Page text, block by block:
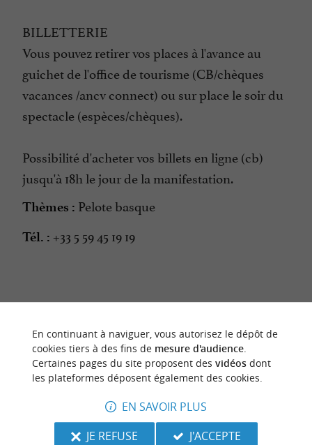
BILLETTERIE
Vous pouvez retirer vos places à l'avance au
guichet de l'office de tourisme (CB/chèques
vacances /ancv connect) ou sur place le soir du
spectacle (espèces/chèques).
Possibilité d'acheter vos billets en ligne (cb)
jusqu'à 18h le jour de la manifestation.
Thèmes : Pelote basque
Tél. : +33 5 59 45 19 19
dernière mise à jour :29/05/2026 à 10:50:40
Source : Sirtaqui-Crédit photo :ONDRES -CC BY-
En continuant à naviguer, vous autorisez le dépôt de
cookies tiers à des fins de mesure d'audience.
Certaines pages du site proposent des vidéosdont
les plateformes déposent également des cookies.
EN SAVOIR PLUS
JE REFUSE
J'ACCEPTE